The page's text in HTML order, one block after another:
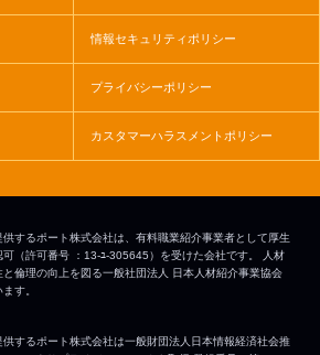
情報セキュリティポリシー
プライバシーポリシー
カスタマーハラスメントポリシー